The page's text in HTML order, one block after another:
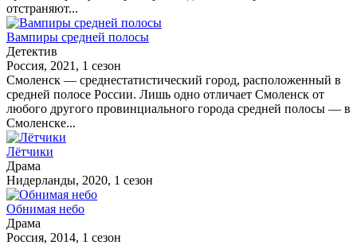
отстраняют...
Вампиры средней полосы
Детектив
Россия, 2021, 1 сезон
Смоленск — среднестатистический город, расположенный в
средней полосе России. Лишь одно отличает Смоленск от
любого другого провинциального города средней полосы — в
Смоленске...
Лётчики
Драма
Нидерланды, 2020, 1 сезон
Обнимая небо
Драма
Россия, 2014, 1 сезон